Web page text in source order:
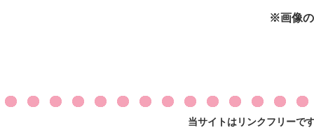
※画像の
当サイトはリンクフリーで